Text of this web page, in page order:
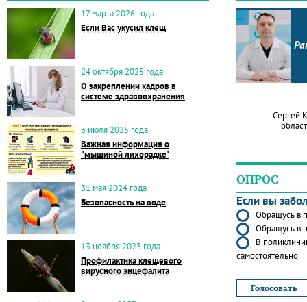
17 марта 2026 года
Если Вас укусил клещ
24 октября 2025 года
О закреплении кадров в
системе здравоохранения
3 июля 2025 года
Важная информация о
"мышиной лихорадке"
31 мая 2024 года
Безопасность на воде
13 ноября 2023 года
Профилактика клещевого
вирусного энцефалита
Сергей
ОПРОС
Если вы
Обращусь в
Обращусь в
В
самостоятельно